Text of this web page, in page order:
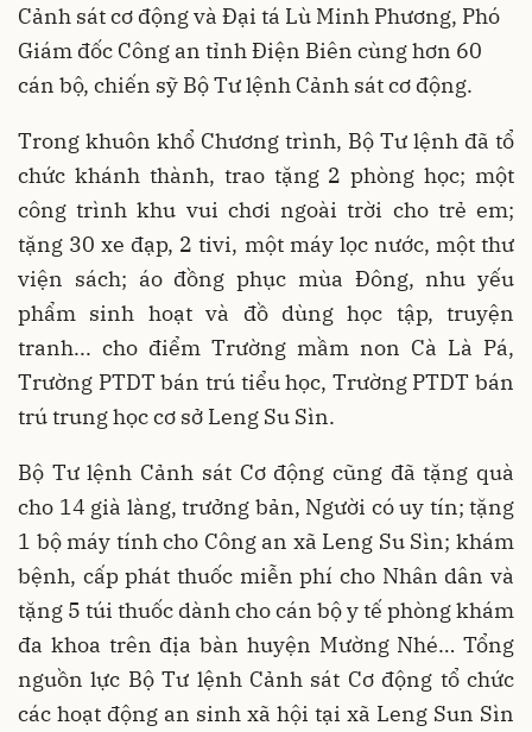
Cảnh sát cơ động và Đại tá Lù Minh Phương, Phó
Giám đốc Công an tỉnh Điện Biên cùng hơn 60
cán bộ, chiến sỹ Bộ Tư lệnh Cảnh sát cơ động.
Trong khuôn khổ Chương trình, Bộ Tư lệnh đã tổ
chức khánh thành, trao tặng 2 phòng học; một
công trình khu vui chơi ngoài trời cho trẻ em;
tặng 30 xe đạp, 2 tivi, một máy lọc nước, một thư
viện sách; áo đồng phục mùa Đông, nhu yếu
phẩm sinh hoạt và đồ dùng học tập, truyện
tranh... cho điểm Trường mầm non Cà Là Pá,
Trường PTDT bán trú tiểu học, Trường PTDT bán
trú trung học cơ sở Leng Su Sìn.
Bộ Tư lệnh Cảnh sát Cơ động cũng đã tặng quà
cho 14 già làng, trưởng bản, Người có uy tín; tặng
1 bộ máy tính cho Công an xã Leng Su Sìn; khám
bệnh, cấp phát thuốc miễn phí cho Nhân dân và
tặng 5 túi thuốc dành cho cán bộ y tế phòng khám
đa khoa trên địa bàn huyện Mường Nhé… Tổng
nguồn lực Bộ Tư lệnh Cảnh sát Cơ động tổ chức
các hoạt động an sinh xã hội tại xã Leng Sun Sìn